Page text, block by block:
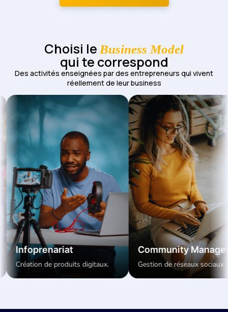
Choisi leBusiness Model
qui te correspond
Des activités enseignées par des entrepreneurs qui vivent
réellement de leur business
digitaux.
Community Manager
Gestion de réseaux sociaux.
E-
Vente de